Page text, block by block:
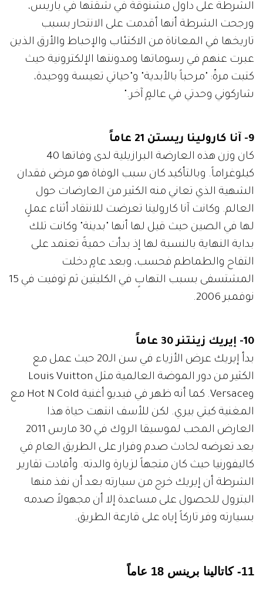
الشرطة على داول مشنوقةً في شقتها في باريس،
ورجحت الشرطة أنها أقدمت على الانتحار بسبب
تاريخها في المعاناة من الاكتئاب والإحباط والأرق الذين
عبرت عنهم في رسوماتها ومدونتها الإلكترونية حيث
كتبت مرةّ: "مرحباً بالأبدية" و"حياتي تعيسة ووحيدة،
شاركوني وحدتي في عالمٍ آخر."
9- آنا كارولينا ريستن 21 عاماً
كان وزن هذه العارضة البرازيلية لدى وفاتها 40
كيلوغراماً. وبالتأكيد كان سبب الوفاة هو مرض فقدان
الشهية الذي تعاني منه الكثير من العارضات حول
العالم. وكانت آنا كارولينا تعرضت للانتقاد أثناء عملٍ
لها في الصين حيث قيل لها أنها "بدينة" وكانت تلك
بداية النهاية بالنسبة لها إذ بدأت حميةً تعتمد على
التفاح والطماطم فحسب، وبعد عامٍ دخلت
المشتسفى بسبب التهابٍ في الكليتين ثم توفيت في 15
نوفمبر 2006.
10- إيريك زينتنر 30 عاماً
بدأ إيريك عرض الأزياء في سن الـ20 حيث عمل مع
الكثير من دور الموضة العالمية مثل Louis Vuitton
وVersace. كما أنه ظهر في فيديو أغنية Hot N Cold مع
المغنية كيتي بيري. لكن للأسف انتهت حياة هذا
العارض المحب لموسيقا الروك في 30 مارس 2011
بعد تعرضه لحادث صدم وفرار على الطريق العام في
كاليفورنيا حيث كان متجهاً لزيارة والدته. وأفادت تقارير
الشرطة أن إيريك خرج من سيارته بعد أن نفذ منها
البترول للحصول على مساعدة إلا أن مجهولاً صدمه
بسيارته وفر تاركاً إياه على قارعة الطريق.
11- كاتالينا برينس 18 عاماً